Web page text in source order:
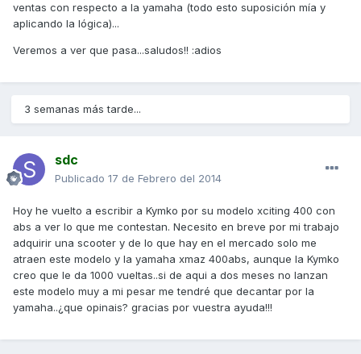
ventas con respecto a la yamaha (todo esto suposición mía y
aplicando la lógica)...
Veremos a ver que pasa...saludos!! :adios
3 semanas más tarde...
sdc
Publicado 17 de Febrero del 2014
Hoy he vuelto a escribir a Kymko por su modelo xciting 400 con
abs a ver lo que me contestan. Necesito en breve por mi trabajo
adquirir una scooter y de lo que hay en el mercado solo me
atraen este modelo y la yamaha xmaz 400abs, aunque la Kymko
creo que le da 1000 vueltas..si de aqui a dos meses no lanzan
este modelo muy a mi pesar me tendré que decantar por la
yamaha..¿que opinais? gracias por vuestra ayuda!!!